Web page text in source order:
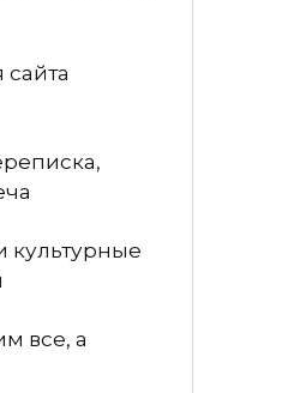
культурные
все, а